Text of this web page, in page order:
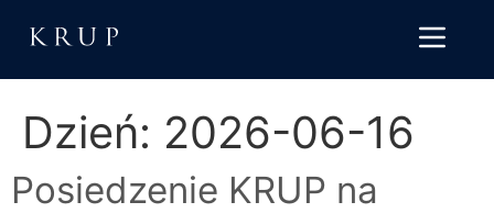
treści
Dzień: 2026-06-16
Posiedzenie KRUP na